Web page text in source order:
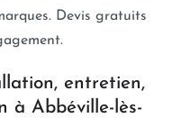
Devis gratuits
entretien,
à Abbéville-lès-